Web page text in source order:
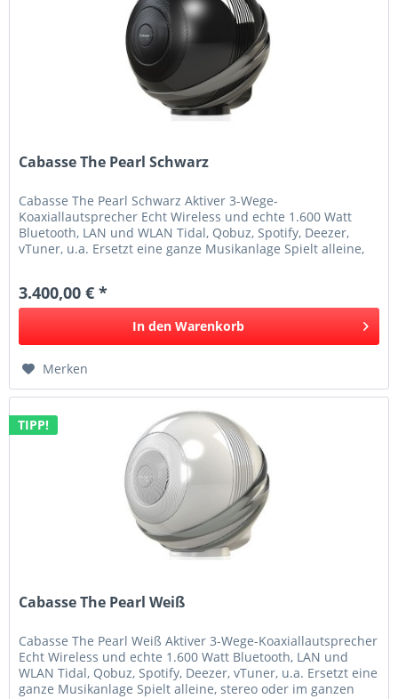
Cabasse The Pearl Schwarz
Cabasse The Pearl Schwarz Aktiver 3-Wege-
Koaxiallautsprecher Echt Wireless und echte 1.600 Watt
Bluetooth, LAN und WLAN Tidal, Qobuz, Spotify, Deezer,
vTuner, u.a. Ersetzt eine ganze Musikanlage Spielt alleine,
3.400,00 € *
In den Warenkorb
Merken
TIPP!
Cabasse The Pearl Weiß
Cabasse The Pearl Weiß Aktiver 3-Wege-Koaxiallautsprecher
Echt Wireless und echte 1.600 Watt Bluetooth, LAN und
WLAN Tidal, Qobuz, Spotify, Deezer, vTuner, u.a. Ersetzt eine
ganze Musikanlage Spielt alleine, stereo oder im ganzen